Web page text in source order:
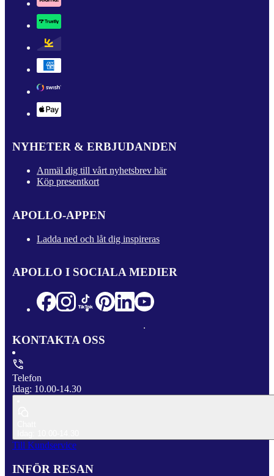
NYHETER & ERBJUDANDEN
Anmäl dig till vårt nyhetsbrev här
Köp presentkort
APOLLO-APPEN
Ladda ned och låt dig inspireras
APOLLO I SOCIALA MEDIER
KONTAKTA OSS
Telefon
Idag: 10.00-14.30
Till Kundservice
INFÖR RESAN